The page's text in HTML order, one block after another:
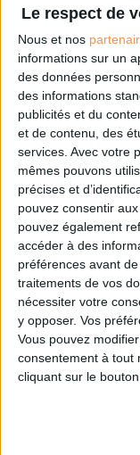
Le respect de
Nous et nos
informations sur un
des données
des informations
publicités et du
et de contenu, des
services. Avec votre
mêmes pouvons
précises et
pouvez consentir
pouvez également
accéder à des
préférences avant
traitements de vos
nécessiter votre
y opposer. Vos
Vous pouvez
consentement à tout
cliquant sur le
DSI du
Les derniers guides :
IA
Archivage
outils
Stratégie
données
LES DERNIÈRES